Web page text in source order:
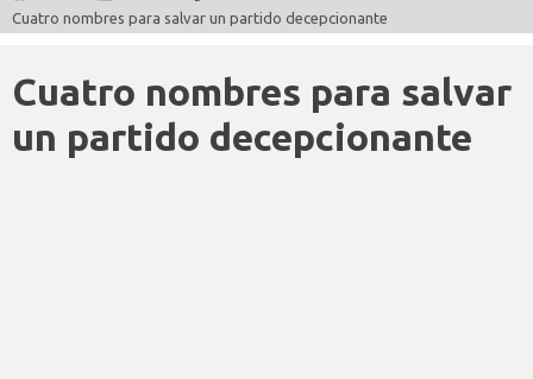
Cuatro nombres para salvar un partido decepcionante
Cuatro nombres para salvar
un partido decepcionante